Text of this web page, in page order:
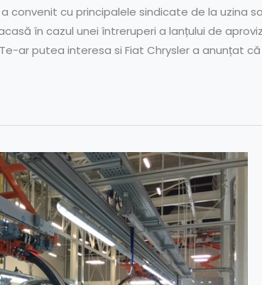
convenit cu principalele sindicate de la uzina
în cazul unei întreruperi a lanțului de
ar putea interesa si Fiat Chrysler a anunțat